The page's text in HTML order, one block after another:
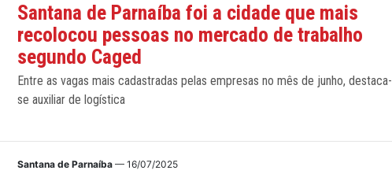
Santana de Parnaíba foi a cidade que mais
recolocou pessoas no mercado de trabalho
segundo Caged
Entre as vagas mais cadastradas pelas empresas no mês de junho, destaca-
se auxiliar de logística
Santana de Parnaíba— 16/07/2025